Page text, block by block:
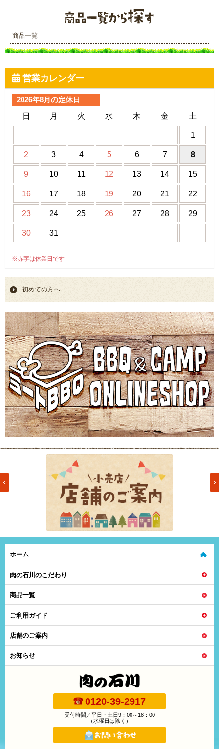
商品一覧
営業カレンダー
2026年8月の定休日
日
月 火 水 木 金 土
1
2 3 4 5 6 7 8
9 10 11 12 13 14 15
16 17 18 19 20 21 22
23 24 25 26 27 28 29
30 31
※赤字は休業日です
初めての方へ
ホーム
肉の石川のこだわり
商品一覧
ご利用ガイド
店舗のご案内
お知らせ
0120-39-2917
受付時間／平日・土日9：00～18：00
（水曜日は除く）